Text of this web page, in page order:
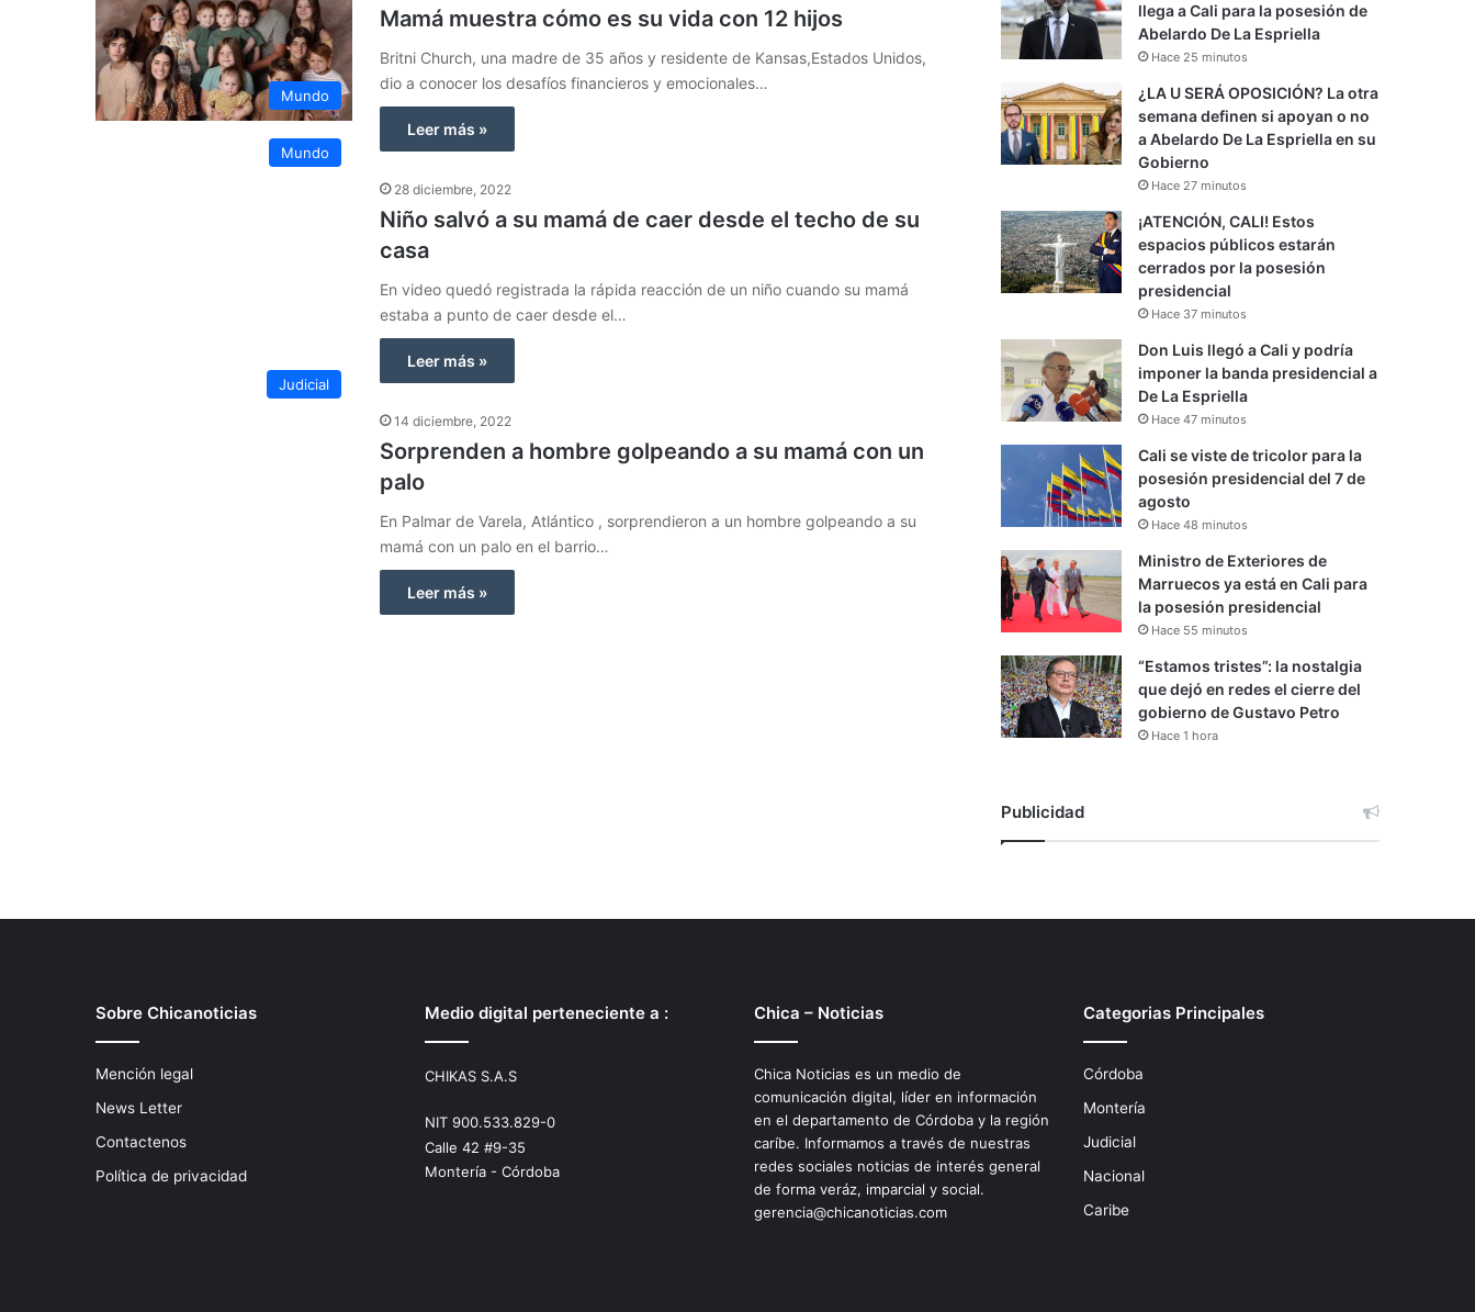
Mundo
Mamá muestra cómo es su vida con 12 hijos
Britni Church, una madre de 35 años y residente de Kansas,Estados Unidos,
dio a conocer los desafíos financieros y emocionales…
Leer más »
Mundo
28 diciembre, 2022
Niño salvó a su mamá de caer desde el techo de su
casa
En video quedó registrada la rápida reacción de un niño cuando su mamá
estaba a punto de caer desde el…
Leer más »
Judicial
14 diciembre, 2022
Sorprenden a hombre golpeando a su mamá con un
palo
En Palmar de Varela, Atlántico , sorprendieron a un hombre golpeando a su
mamá con un palo en el barrio…
Leer más »
llega a Cali para la posesión de
Abelardo De La Espriella
Hace 25 minutos
¿LA U SERÁ OPOSICIÓN? La otra
semana definen si apoyan o no
a Abelardo De La Espriella en su
Gobierno
Hace 27 minutos
¡ATENCIÓN, CALI! Estos
espacios públicos estarán
cerrados por la posesión
presidencial
Hace 37 minutos
Don Luis llegó a Cali y podría
imponer la banda presidencial a
De La Espriella
Hace 47 minutos
Cali se viste de tricolor para la
posesión presidencial del 7 de
agosto
Hace 48 minutos
Ministro de Exteriores de
Marruecos ya está en Cali para
la posesión presidencial
Hace 55 minutos
“Estamos tristes”: la nostalgia
que dejó en redes el cierre del
gobierno de Gustavo Petro
Hace 1 hora
Publicidad
Sobre Chicanoticias
Mención legal
News Letter
Contactenos
Política de privacidad
Medio digital perteneciente a :
CHIKAS S.A.S
NIT 900.533.829-0
Calle 42 #9-35
Montería - Córdoba
Chica – Noticias
Chica Noticias es un medio de
comunicación digital, líder en información
en el departamento de Córdoba y la región
caríbe. Informamos a través de nuestras
redes sociales noticias de interés general
de forma veráz, imparcial y social.
gerencia@chicanoticias.com
Categorias Principales
Córdoba
Montería
Judicial
Nacional
Caribe